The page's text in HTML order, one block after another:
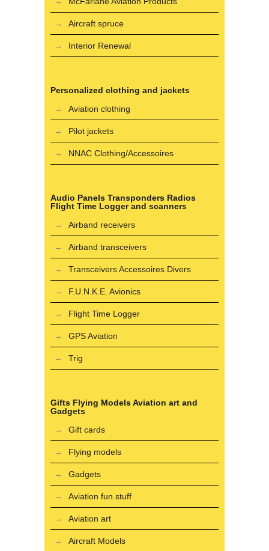
Aircraft spruce
Interior Renewal
Personalized clothing and jackets
Aviation clothing
Pilot jackets
NNAC Clothing/Accessoires
Audio Panels Transponders Radios
Flight Time Logger and scanners
Airband receivers
Airband transceivers
Transceivers Accessoires Divers
F.U.N.K.E. Avionics
Flight Time Logger
GPS Aviation
Trig
Gifts Flying Models Aviation art and
Gadgets
Gift cards
Flying models
Gadgets
Aviation fun stuff
Aviation art
Aircraft Models